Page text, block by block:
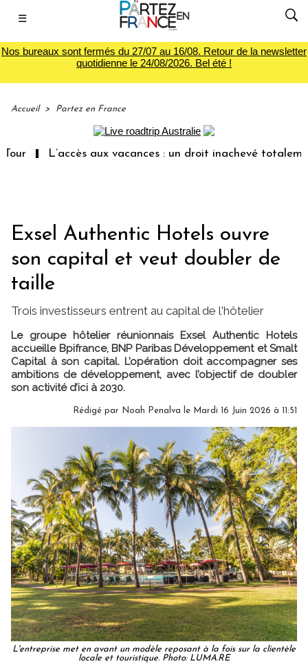
☰
Nos bureaux sont fermés du 27/07 au 16/08. Retour de la newsletter
quotidienne le 24/08/2026. Bel été !
Accueil > Partez en France
L’accès aux vacances : un droit inachevé totalement
Exsel Authentic Hotels ouvre
son capital et veut doubler de
taille
Trois investisseurs entrent au capital de l'hôtelier
Le groupe hôtelier réunionnais Exsel Authentic Hotels
accueille Bpifrance, BNP Paribas Développement et Smalt
Capital à son capital. L’opération doit accompagner ses
ambitions de développement, avec l’objectif de doubler
son activité d’ici à 2030.
Rédigé par Noah Penalva le Mardi 16 Juin 2026 à 11:51
L'entreprise met en avant un modèle reposant à la fois sur la clientèle
locale et touristique. Photo: LUMA.RE